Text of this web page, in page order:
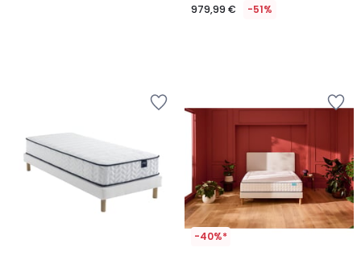
979,99 € -51%
-40%*